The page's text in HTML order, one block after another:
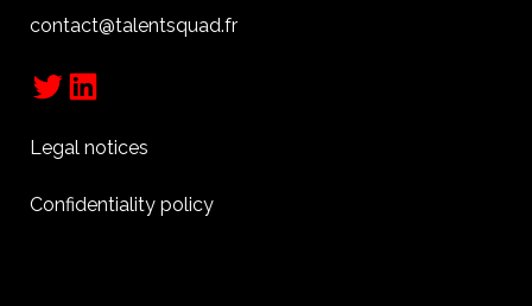
contact@talentsquad.fr
TwitterLinkedIn
Legal notices
Confidentiality policy